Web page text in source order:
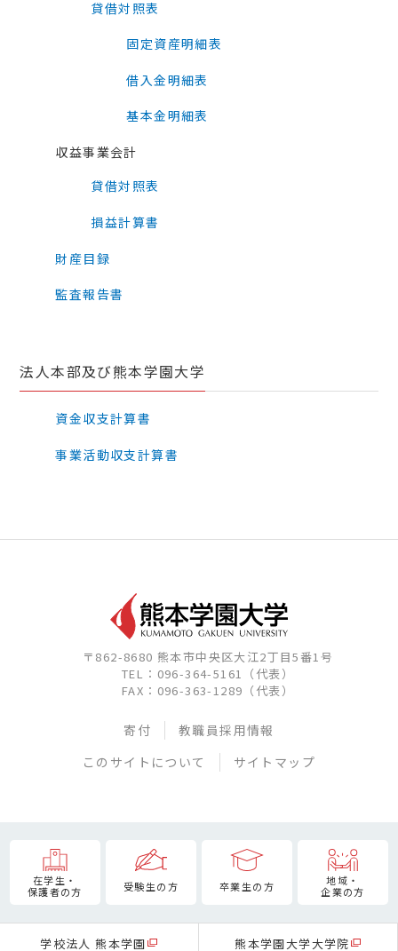
貸借対照表
固定資産明細表
借入金明細表
基本金明細表
収益事業会計
貸借対照表
損益計算書
財産目録
監査報告書
法人本部及び熊本学園大学
資金収支計算書
事業活動収支計算書
〒862-8680 熊本市中央区大江2丁目5番1号
TEL：096-364-5161（代表）
FAX：096-363-1289（代表）
寄付
教職員採用情報
このサイトについて
サイトマップ
在学生・
保護者の方
受験生の方 卒業生の方
地域・
企業の方
学校法人 熊本学園 熊本学園大学大学院